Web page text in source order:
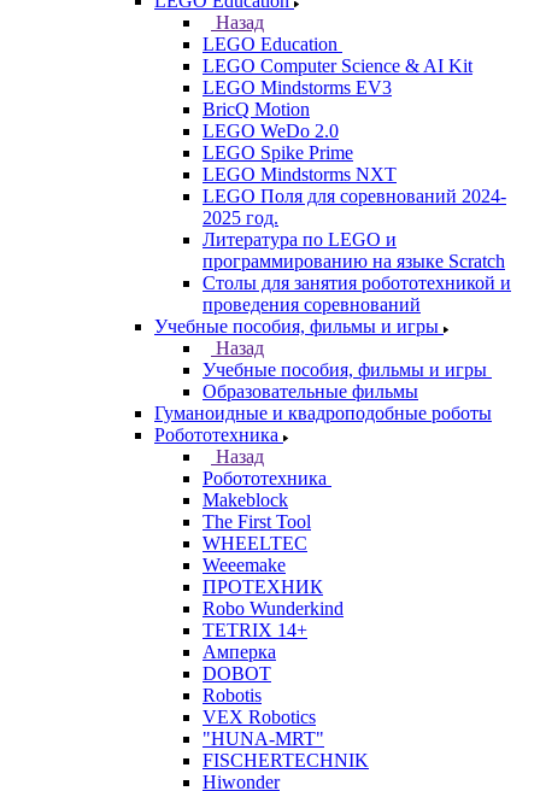
Назад
LEGO Education
LEGO Computer Science & AI Kit
LEGO Mindstorms EV3
BricQ Motion
LEGO WeDo 2.0
LEGO Spike Prime
LEGO Mindstorms NXT
LEGO Поля для соревнований 2024-
2025 год.
Литература по LEGO и
программированию на языке Scratch
Столы для занятия робототехникой и
проведения соревнований
Учебные пособия, фильмы и игры
Назад
Учебные пособия, фильмы и игры
Образовательные фильмы
Гуманоидные и квадроподобные роботы
Робототехника
Назад
Робототехника
Makeblock
The First Tool
WHEELTEC
Weeemake
ПРОТЕХНИК
Robo Wunderkind
TETRIX 14+
Амперка
DOBOT
Robotis
VEX Robotics
"HUNA-MRT"
FISCHERTECHNIK
Hiwonder